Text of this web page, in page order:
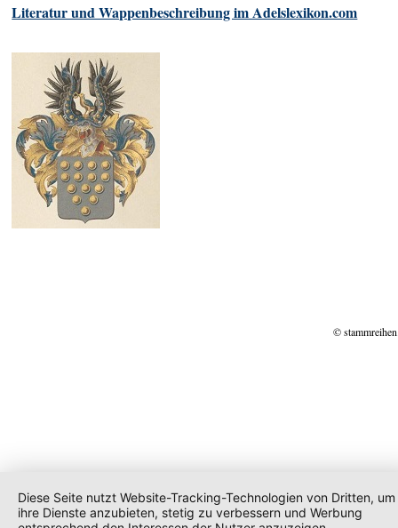
Literatur und Wappenbeschreibung im Adelslexikon.com
©
Diese Seite nutzt Website-Tracking-Technologien von Dritten, um
ihre Dienste anzubieten, stetig zu verbessern und Werbung